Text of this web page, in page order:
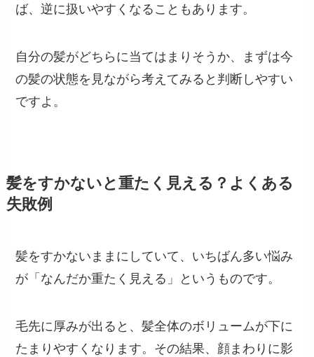
ば、逆に扱いやすくなることもあります。
自分の髪がどちらに当てはまりそうか、まずは今
の髪の状態を見ながら考えてみると判断しやすい
ですよ。
髪をすかないと重たく見える？よくある
失敗例
髪をすかないままにしていて、いちばん多い悩み
が「なんだか重たく見える」というものです。
毛先に厚みが出ると、髪全体のボリュームが下に
たまりやすくなります。その結果、顔まわりに影